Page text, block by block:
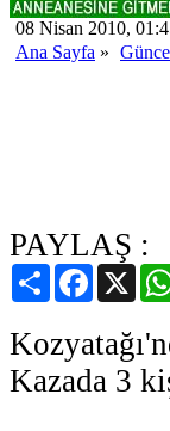
08 Nisan 2010,
Ana Sayfa »
PAYLAŞ :
PaylaşFacebook
X
Kazada 3